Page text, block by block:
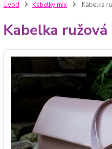
Úvod Kabelky mix Kabelka
Kabelka